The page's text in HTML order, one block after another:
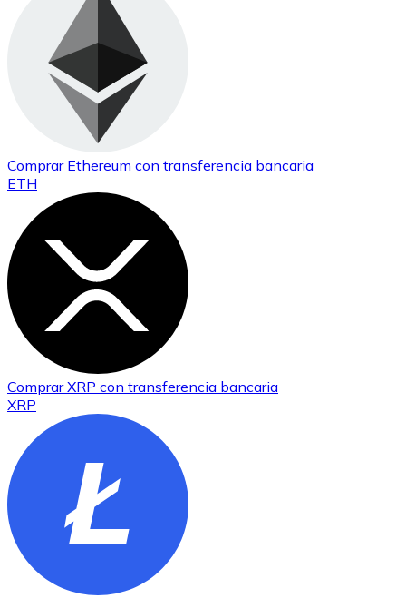
Comprar Ethereum con transferencia bancaria
ETH
ComprarXRP con transferencia bancaria
XRP